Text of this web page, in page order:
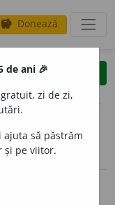
savings Donează
clear
opțiuni
de ani 🎉
zi de zi,
ajuta să păstrăm
și pe viitor.